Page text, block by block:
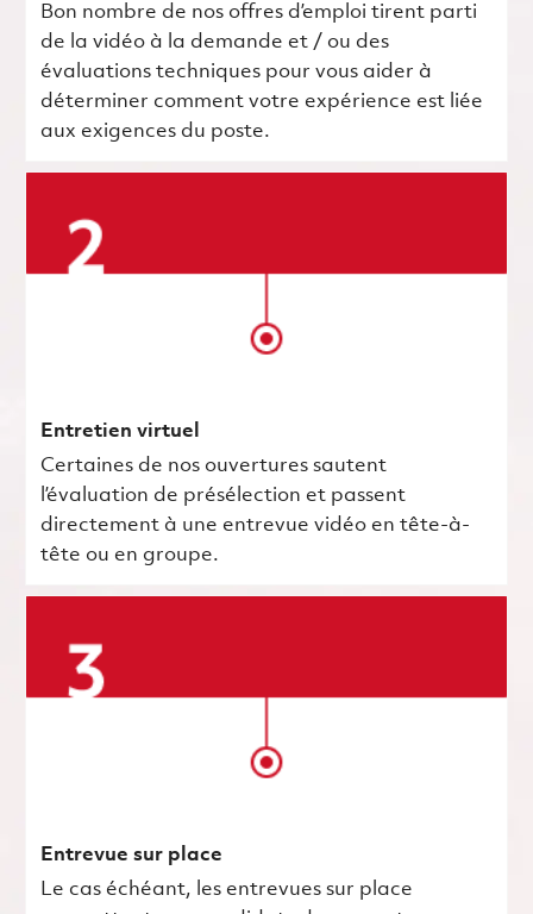
Bon nombre de nos offres d’emploi tirent parti
de la vidéo à la demande et / ou des
évaluations techniques pour vous aider à
déterminer comment votre expérience est liée
aux exigences du poste.
Entretien virtuel
Certaines de nos ouvertures sautent
l’évaluation de présélection et passent
directement à une entrevue vidéo en tête-à-
tête ou en groupe.
Entrevue sur place
Le cas échéant, les entrevues sur place